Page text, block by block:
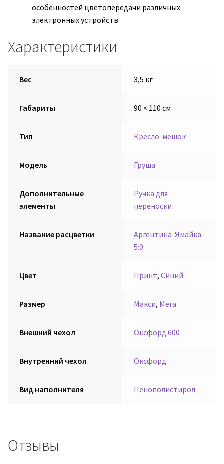
особенностей цветопередачи различных
электронных устройств.
Характеристики
Вес 3,5 кг
Габариты 90 × 110 см
Тип Кресло-мешок
Модель Груша
Дополнительные
элементы
Ручка для
переноски
Название расцветки
Аргентина-Ямайка
5:0
Цвет Принт, Синий
Размер Макси, Мега
Внешний чехол Оксфорд 600
Внутренний чехол Оксфорд
Вид наполнителя Пенополистирол
Отзывы